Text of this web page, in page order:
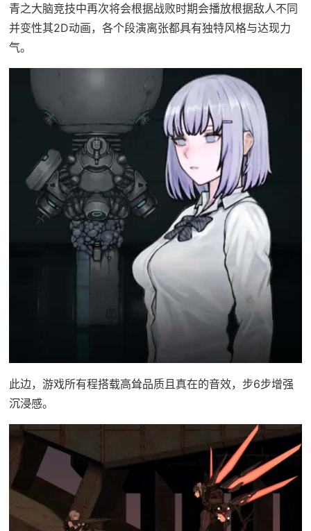
青之大脑竞技中再次将会根据战败时期会播放根据敌人不同
并变性其2D动画，各个段演离张都具有独特风格与达现力
气。
此边，游戏所有程搭载高耸品质且真在的音效，步6步增强
沉浸感。